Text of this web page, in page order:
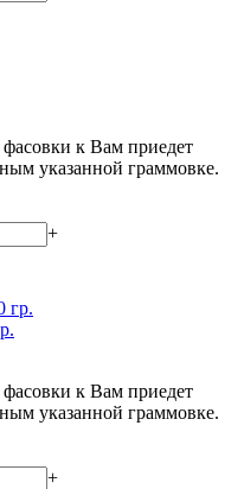
к Вам приедет
указанной граммовке.
+
к Вам приедет
указанной граммовке.
+